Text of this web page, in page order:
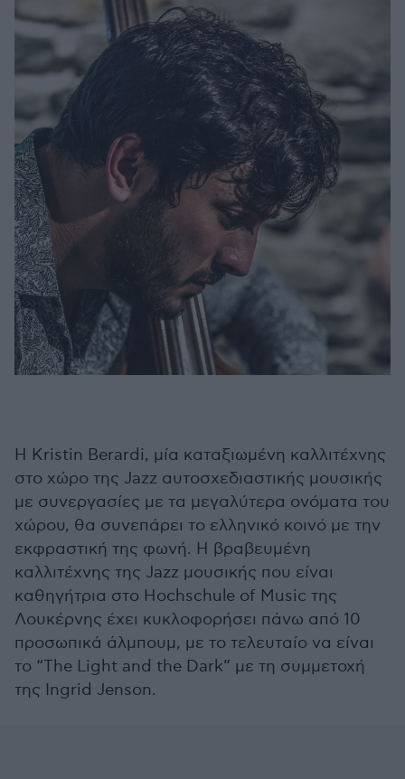
H Kristin Berardi, μία καταξιωμένη καλλιτέχνης
στο χώρο της Jazz αυτοσχεδιαστικής μουσικής
με συνεργασίες με τα μεγαλύτερα ονόματα του
χώρου, θα συνεπάρει το ελληνικό κοινό με την
εκφραστική της φωνή. Η βραβευμένη
καλλιτέχνης της Jazz μουσικής που είναι
καθηγήτρια στο Hochschule of Music της
Λουκέρνης έχει κυκλοφορήσει πάνω από 10
προσωπικά άλμπουμ, με το τελευταίο να είναι
το “The Light and the Dark” με τη συμμετοχή
της Ingrid Jenson.